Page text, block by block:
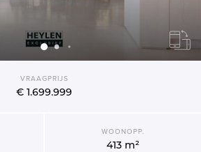
VRAAGPRIJS
€ 1.699.999
WOONOPP.
413 m²